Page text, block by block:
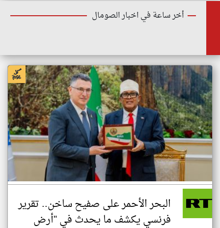
أخر ساعة في اخبار الصومال
البحر الأحمر على صفيح ساخن.. تقرير
فرنسي يكشف ما يحدث في "أرض